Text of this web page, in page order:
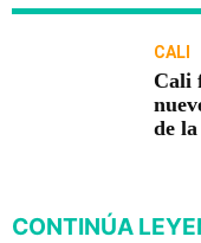
CALI
Cali
de
CONTINÚA